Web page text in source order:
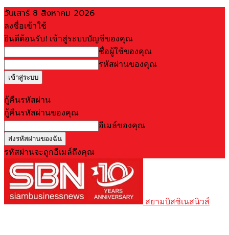
วันเสาร์ 8 สิงหาคม 2026
ลงชื่อเข้าใช้
ยินดีต้อนรับ! เข้าสู่ระบบบัญชีของคุณ
ชื่อผู้ใช้ของคุณ
รหัสผ่านของคุณ
กู้คืนรหัสผ่าน
กู้คืนรหัสผ่านของคุณ
อีเมล์ของคุณ
รหัสผ่านจะถูกอีเมล์ถึงคุณ
สยามบิสซิเนสนิวส์